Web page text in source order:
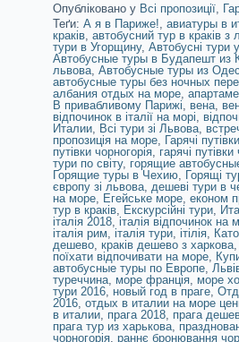
Опубліковано у Всі пропозиції
Теґи: А я в Париже! авиатуры в
краків автобусний тур в краків з
тури в Угорщину, Автобусні тури
Автобусные туры в Будапешт из
львова Автобусные туры из
автобусные туры без ночных
албания отдых на море
В привабливому Парижі
вена
відпочинок в італії на морі
Италии Всі тури зі Львова
пропозиція на море Гарячі
путівки чорногорія гарячі
тури по світу, горящие
Горящие туры в Чехию Горящі
європу зі львова дешеві тури в
на море Егейське море економ
тур в краків Екскурсійні тури
італія 2018 італія відпочинок на
італія рим італія тури ітілія
дешево краків дешево з харкова
поїхати відпочивати на море
автобусные туры по Европе
туреччина море франція море
тури 2016 новый год в праге,
2016 отдых в италии на море
в италии, прага 2018 прага
прага тур из харькова
чорногорія раннє бронювання